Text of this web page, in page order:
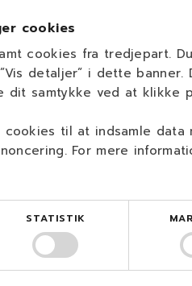
i-1
På lager
cookies
cookies fra tredjepart.
detaljer” i dette banner.
samtykke ved at klikke
cookies til at indsamle
For mere
STATISTIK